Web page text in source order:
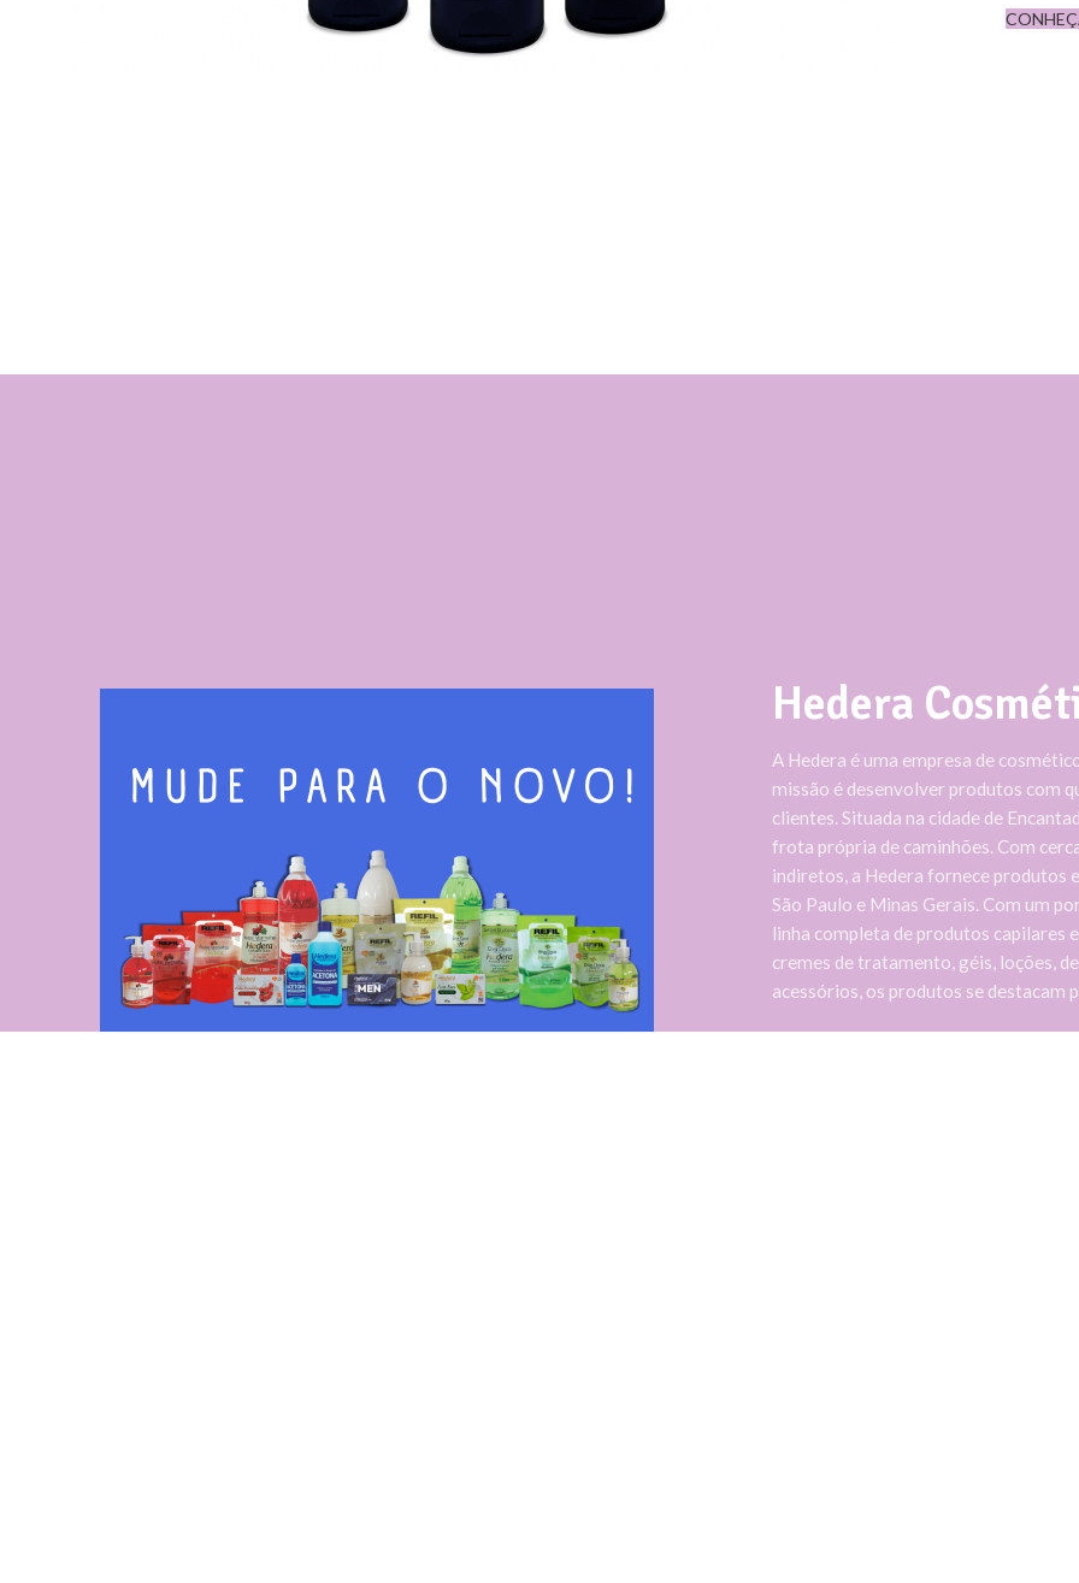
Hedera
A Hedera é uma empresa de
missão é desenvolver produtos com
clientes. Situada na cidade de
frota própria de caminhões. Com
indiretos, a Hedera fornece produtos
São Paulo e Minas Gerais. Com um
linha completa de produtos capilares
cremes de tratamento, géis, loções,
acessórios, os produtos se destacam